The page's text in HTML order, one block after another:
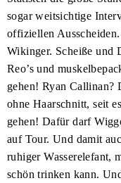
sogar weitsichtige
offiziellen
Wikinger. Scheiße und
Reo’s und
gehen! Ryan Callinan?
ohne Haarschnitt, seit
gehen! Dafür darf
auf Tour. Und damit
ruhiger Wasserelefant,
schön trinken kann.